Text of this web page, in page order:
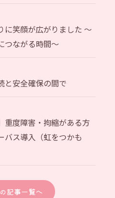
に笑顔が広がりました ～
つながる時間～
と安全確保の間で
重度障害・拘縮がある方
バス導入（虹をつかも
記事一覧へ